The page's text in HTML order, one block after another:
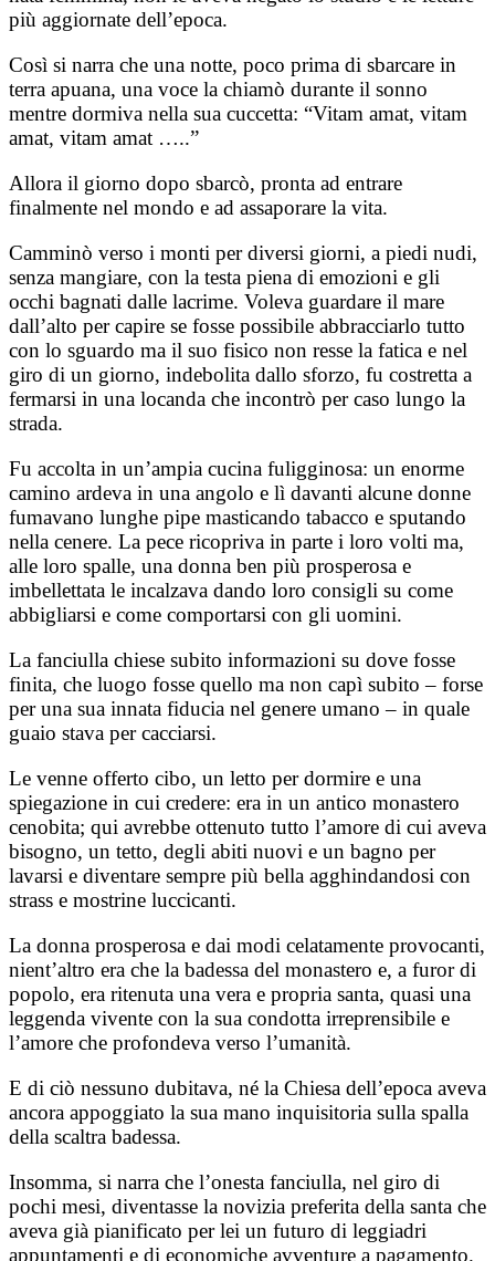
più aggiornate dell’epoca.
Così si narra che una notte, poco prima di sbarcare in
terra apuana, una voce la chiamò durante il sonno
mentre dormiva nella sua cuccetta: “Vitam amat, vitam
amat, vitam amat …..”
Allora il giorno dopo sbarcò, pronta ad entrare
finalmente nel mondo e ad assaporare la vita.
Camminò verso i monti per diversi giorni, a piedi nudi,
senza mangiare, con la testa piena di emozioni e gli
occhi bagnati dalle lacrime. Voleva guardare il mare
dall’alto per capire se fosse possibile abbracciarlo tutto
con lo sguardo ma il suo fisico non resse la fatica e nel
giro di un giorno, indebolita dallo sforzo, fu costretta a
fermarsi in una locanda che incontrò per caso lungo la
strada.
Fu accolta in un’ampia cucina fuligginosa: un enorme
camino ardeva in una angolo e lì davanti alcune donne
fumavano lunghe pipe masticando tabacco e sputando
nella cenere. La pece ricopriva in parte i loro volti ma,
alle loro spalle, una donna ben più prosperosa e
imbellettata le incalzava dando loro consigli su come
abbigliarsi e come comportarsi con gli uomini.
La fanciulla chiese subito informazioni su dove fosse
finita, che luogo fosse quello ma non capì subito – forse
per una sua innata fiducia nel genere umano – in quale
guaio stava per cacciarsi.
Le venne offerto cibo, un letto per dormire e una
spiegazione in cui credere: era in un antico monastero
cenobita; qui avrebbe ottenuto tutto l’amore di cui aveva
bisogno, un tetto, degli abiti nuovi e un bagno per
lavarsi e diventare sempre più bella agghindandosi con
strass e mostrine luccicanti.
La donna prosperosa e dai modi celatamente provocanti,
nient’altro era che la badessa del monastero e, a furor di
popolo, era ritenuta una vera e propria santa, quasi una
leggenda vivente con la sua condotta irreprensibile e
l’amore che profondeva verso l’umanità.
E di ciò nessuno dubitava, né la Chiesa dell’epoca aveva
ancora appoggiato la sua mano inquisitoria sulla spalla
della scaltra badessa.
Insomma, si narra che l’onesta fanciulla, nel giro di
pochi mesi, diventasse la novizia preferita della santa che
aveva già pianificato per lei un futuro di leggiadri
appuntamenti e di economiche avventure a pagamento.